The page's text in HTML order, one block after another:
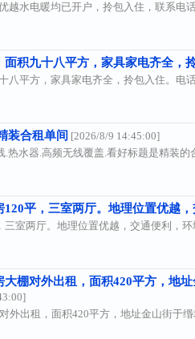
越水电暖均已开户，拎包入住，联系电
积九十八平方，家具家电齐全，
八平方，家具家电齐全，拎包入住。电
装合租单间 [2026/8/9 14:45:00]
.热水器.高频无线覆盖.看好标题是精装
平，三室两厅。地理位置优越
室两厅。地理位置优越，交通便利，
大棚对外出租，面积420平方，地
外出租，面积420平方，地址金山街于